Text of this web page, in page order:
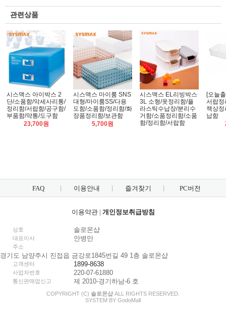
관련상품
시스맥스 아이박스 2
단/소품함/악세사리통/
정리함/서랍함/공구함/
부품함/약통/도구함
23,700원
시스맥스 마이룸 SNS
대형/마이룸SS/다용
도함/소품함/정리함/화
장품정리함/보관함
5,700원
시스맥스 EL리빙박스
3L 소형/옷정리함/플
라스틱수납장/분리수
거함/소품정리함/소품
함/정리함/서랍함
[오늘
서랍
책상정
납함
FAQ 이용안내 즐겨찾기 PC버전
이용약관| 개인정보취급방침
상호 솔로몬샵
대표이사 안병만
주소
경기도 남양주시 진접읍 금강로1845번길 49 1층 솔로몬샵
고객센터 1899-8638
사업자번호 220-07-61880
통신판매업신고 제 2010-경기하남-6 호
COPYRIGHT (C) 솔로몬샵 ALL RIGHTS RESERVED.
SYSTEM BY GodoMall